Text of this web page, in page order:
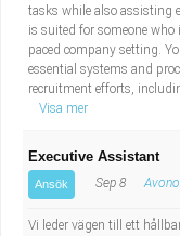
tasks while also assisting
is suited for someone
paced company setting.
essential systems and
recruitment efforts,
Visa mer
Executive Assistant
Ansök Sep 8
Vi leder vägen till ett